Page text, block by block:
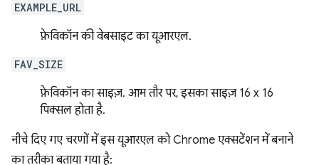
EXAMPLE_URL
फ़ेविकॉन की वेबसाइट का यूआरएल.
FAV_SIZE
फ़ेविकॉन का साइज़. आम तौर पर, इसका साइज़ 16 x 16
पिक्सल होता है.
नीचे दिए गए चरणों में इस यूआरएल को Chrome एक्सटेंशन में बनाने
का तरीका बताया गया है: